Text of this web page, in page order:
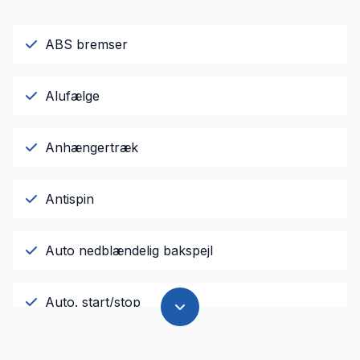
ABS bremser
Alufælge
Anhængertræk
Antispin
Auto nedblændelig bakspejl
Auto. start/stop